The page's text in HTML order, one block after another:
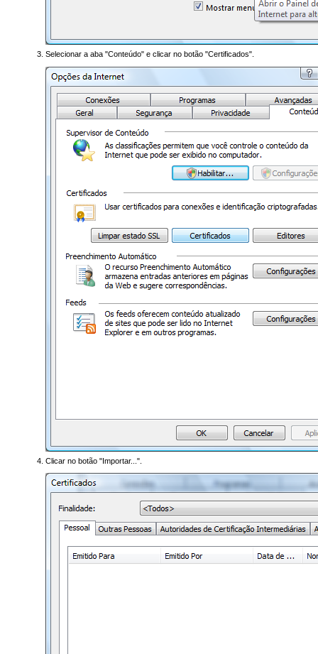
Selecionar a aba "Conteúdo" e clicar no botão "Certificados".
Clicar no botão "Importar...".